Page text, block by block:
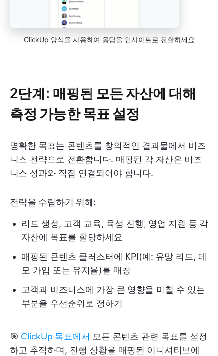
ClickUp 양식을 사용하여 응답을 인사이트로 전환하세요
2단계: 매핑된 모든 자산에 대해
측정 가능한 목표 설정
명확한 목표는 콘텐츠를 창의적인 결과물에서 비즈
니스 전략으로 전환합니다. 매핑된 각 자산은 비즈
니스 성과와 직접 연결되어야 합니다.
전략을 수립하기 위해:
리드 생성, 고객 교육, 육성 진행, 영업 지원 등 각
자산에 목표를 할당하세요
매핑된 콘텐츠 클러스터에 KPI(예: 유망 리드, 데
모 가입 또는 유지율)를 매칭
고객과 비즈니스에 가장 큰 영향을 미칠 수 있는
부분을 우선순위로 정하기
🎯 ClickUp 목표에서 모든 콘텐츠 관련 목표를 설정
하고 추적하며, 진행 상황을 매핑된 이니셔티브에